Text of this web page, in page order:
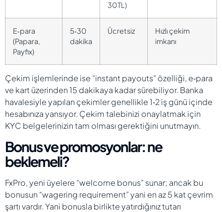
30 TL)
E‑para
(Papara,
Payfix)
5‑30
dakika
Ücretsiz
Hızlı çekim
imkanı
Çekim işlemlerinde ise “instant payouts” özelliği, e‑para
ve kart üzerinden 15 dakikaya kadar sürebiliyor. Banka
havalesiyle yapılan çekimler genellikle 1‑2 iş günü içinde
hesabınıza yansıyor. Çekim talebinizi onaylatmak için
KYC belgelerinizin tam olması gerektiğini unutmayın.
Bonus ve promosyonlar: ne
beklemeli?
FxPro, yeni üyelere “welcome bonus” sunar; ancak bu
bonusun “wagering requirement” yani en az 5 kat çevrim
şartı vardır. Yani bonusla birlikte yatırdığınız tutarı